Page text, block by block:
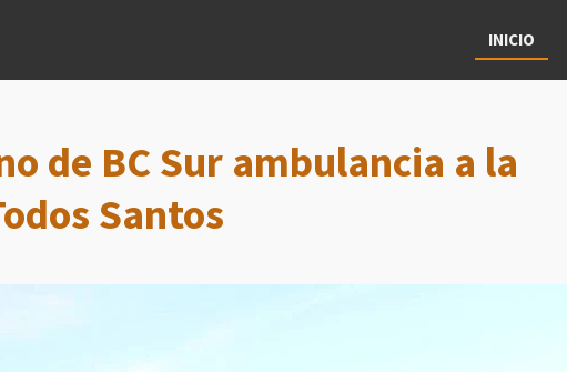
INICIO
de BC Sur ambulancia a la
Santos